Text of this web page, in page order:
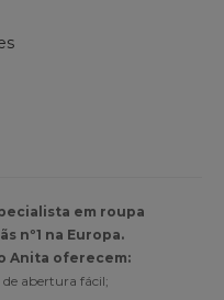
em roupa
nº1 na Europa.
Anita oferecem:
abertura fácil;